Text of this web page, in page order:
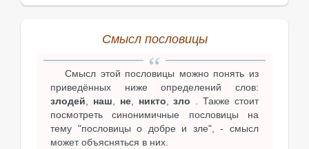
Смысл пословицы
Смысл этой пословицы можно понять из
приведённых ниже определений слов:
злодей, наш, не, никто,зло . Также стоит
посмотреть синонимичные пословицы на
тему "пословицы о добре и зле", - смысл
может объясняться в них.